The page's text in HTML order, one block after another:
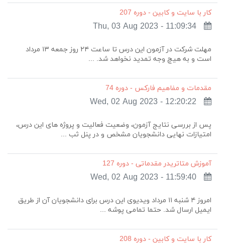
کار با سایت و کابین - دوره 207
Thu, 03 Aug 2023 - 11:09:34
مهلت شرکت در آزمون این درس تا ساعت ۲۴ روز جمعه ۱۳ مرداد
است و به هیچ وجه تمدید نخواهد شد. ...
مقدمات و مفاهیم فارکس - دوره 74
پس از بررسی نتایج آزمون، وضعیت فعالیت و پروژه های این درس،
امتیازات نهایی دانشجویان مشخص و در پنل ثب ...
آموزش متاتریدر مقدماتی - دوره 127
Wed, 02 Aug 2023 - 11:59:40
امروز ۴ شنبه ۱۱ مرداد ویدیوی این درس برای دانشجویان آن از طریق
ایمیل ارسال شد. حتما تمامی پوشه‌ ...
کار با سایت و کابین - دوره 208